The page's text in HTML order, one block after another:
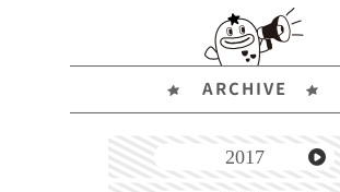
ARCHIVE
2017